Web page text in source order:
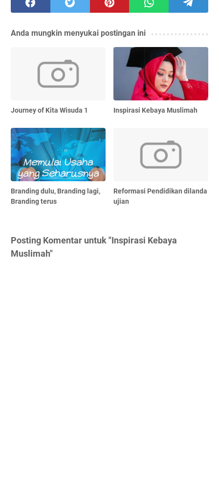
Anda mungkin menyukai postingan ini
Journey of Kita Wisuda 1 Inspirasi Kebaya Muslimah
Branding dulu, Branding lagi,
Branding terus
Reformasi Pendidikan dilanda
ujian
Posting Komentar untuk "Inspirasi Kebaya
Muslimah"